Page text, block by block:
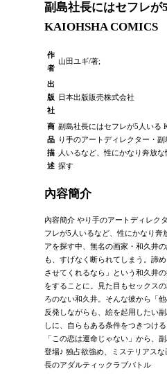
副島社長にはセフレが
KAIOHSHA COMICS
作
者
山田ユギ/著;
出
版
社
日本出版販売株式会社
商
品
描
述
副島社長にはセフレが5人いる
り手のアートディレクター・
人いるなど、性にかなり奔放
探す
內容簡介
內容簡介 やり手のアートディレク
フレが5人いるなど、性にかなり奔
アを探す中、無名の画家・和久井
も、すげなく断られてしまう。諦
させてくれるなら」という和久井
をすることに。見た目もセックス
ろのない和久井。そんな彼から「
反発しながらも、絵を起用したい
しに、自らもある条件をつきつけ
「この恋は運命じゃない」から、
登場♪ 独占欲強め、ミステリアス
長のアダルティックラブバトル